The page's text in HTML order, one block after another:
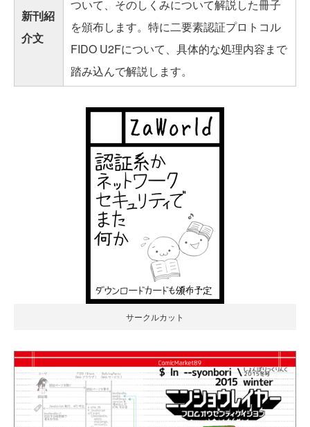
新刊紹
介文
ついて、そのしくみについて解説した冊子
を頒布します。特に二要素認証プロトコル
FIDO U2Fについて、具体的な処理内容まで
踏み込んで解説します。
サークルカット